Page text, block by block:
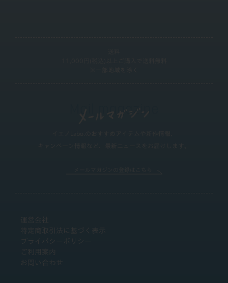
運営会社
特定商取引法に基づく表示
プライバシーポリシー
ご利用案内
お問い合わせ